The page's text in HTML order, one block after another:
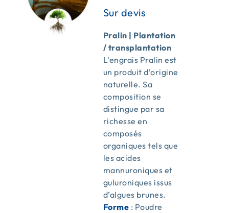
Pralin | Plantation
/ transplantation
L'engrais Pralin est
un produit d’origine
naturelle. Sa
composition se
distingue par sa
richesse en
composés
organiques tels que
les acides
mannuroniques et
guluroniques issus
d’algues brunes.
Forme : Poudre